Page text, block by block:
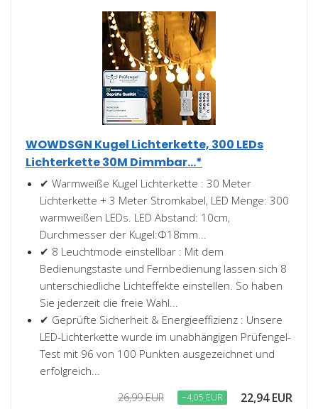
WOWDSGN Kugel Lichterkette, 300 LEDs
Lichterkette 30M Dimmbar...*
✔ Warmweiße Kugel Lichterkette : 30 Meter
Lichterkette + 3 Meter Stromkabel, LED Menge: 300
warmweißen LEDs. LED Abstand: 10cm,
Durchmesser der Kugel:Φ18mm...
✔ 8 Leuchtmode einstellbar : Mit dem
Bedienungstaste und Fernbedienung lassen sich 8
unterschiedliche Lichteffekte einstellen. So haben
Sie jederzeit die freie Wahl...
✔ Geprüfte Sicherheit & Energieeffizienz : Unsere
LED-Lichterkette wurde im unabhängigen Prüfengel-
Test mit 96 von 100 Punkten ausgezeichnet und
erfolgreich...
26,99 EUR −4,05 EUR 22,94 EUR